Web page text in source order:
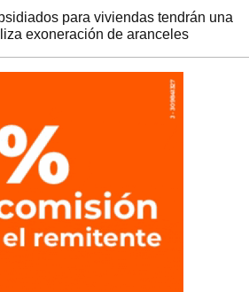
para viviendas tendrán una
exoneración de aranceles